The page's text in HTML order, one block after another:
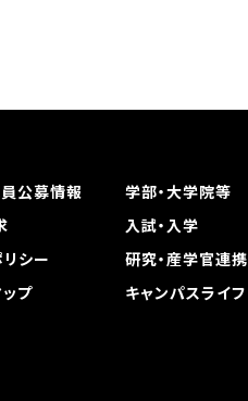
員公募情報 学部・大学院等
入試・入学
シー
研究・産学官連携
プ
キャンパスライフ